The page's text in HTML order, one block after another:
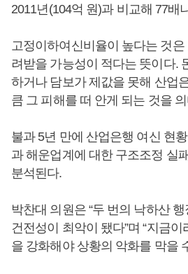
2011년(104억 원)과 비교해 77배
고정이하여신비율이 높다는 것
려받을 가능성이 적다는 뜻이다.
하거나 담보가 제값을 못해 산업
큼 그 피해를 떠 안게 되는 것을
불과 5년 만에 산업은행 여신 현
과 해운업계에 대한 구조조정 실
분석된다.
박찬대 의원은 “두 번의 낙하산
건전성이 최악이 됐다”며 “지금
을 강화해야 상황의 악화를 막을